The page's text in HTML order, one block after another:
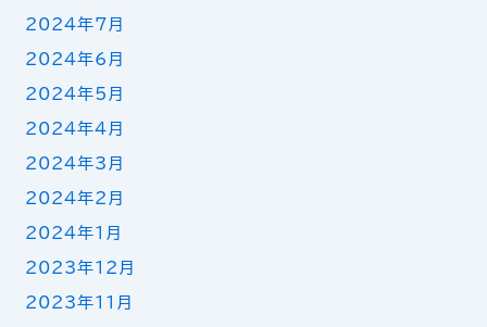
2024年7月
2024年6月
2024年5月
2024年4月
2024年3月
2024年2月
2024年1月
2023年12月
2023年11月